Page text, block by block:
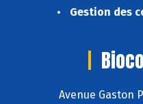
Gestion des
Avenue Gaston